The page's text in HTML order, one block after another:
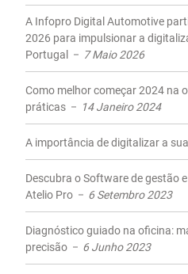
A Infopro Digital Automotive
2026 para impulsionar a
Portugal
7 Maio 2026
Como melhor começar 2024 na
práticas
14 Janeiro 2024
A importância de digitalizar a
Descubra o Software de gestão
Atelio Pro
6 Setembro 2023
Diagnóstico guiado na oficina:
precisão
6 Junho 2023